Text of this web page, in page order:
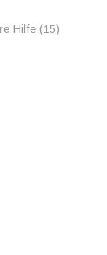
Hilfe(15)